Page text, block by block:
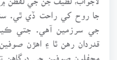
جا روح کي راحت ڏي ٿي.
جي سرزمين آهي. جتي
قدردان رهن ٿا ۽ اهڙن
محفلون صوفين جي درگاهن